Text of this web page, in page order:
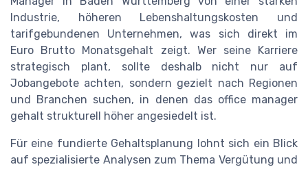
Industrie, höheren Lebenshaltungskosten und
tarifgebundenen Unternehmen, was sich direkt im
Euro Brutto Monatsgehalt zeigt. Wer seine Karriere
strategisch plant, sollte deshalb nicht nur auf
Jobangebote achten, sondern gezielt nach Regionen
und Branchen suchen, in denen das office manager
gehalt strukturell höher angesiedelt ist.
Für eine fundierte Gehaltsplanung lohnt sich ein Blick
auf spezialisierte Analysen zum Thema Vergütung und